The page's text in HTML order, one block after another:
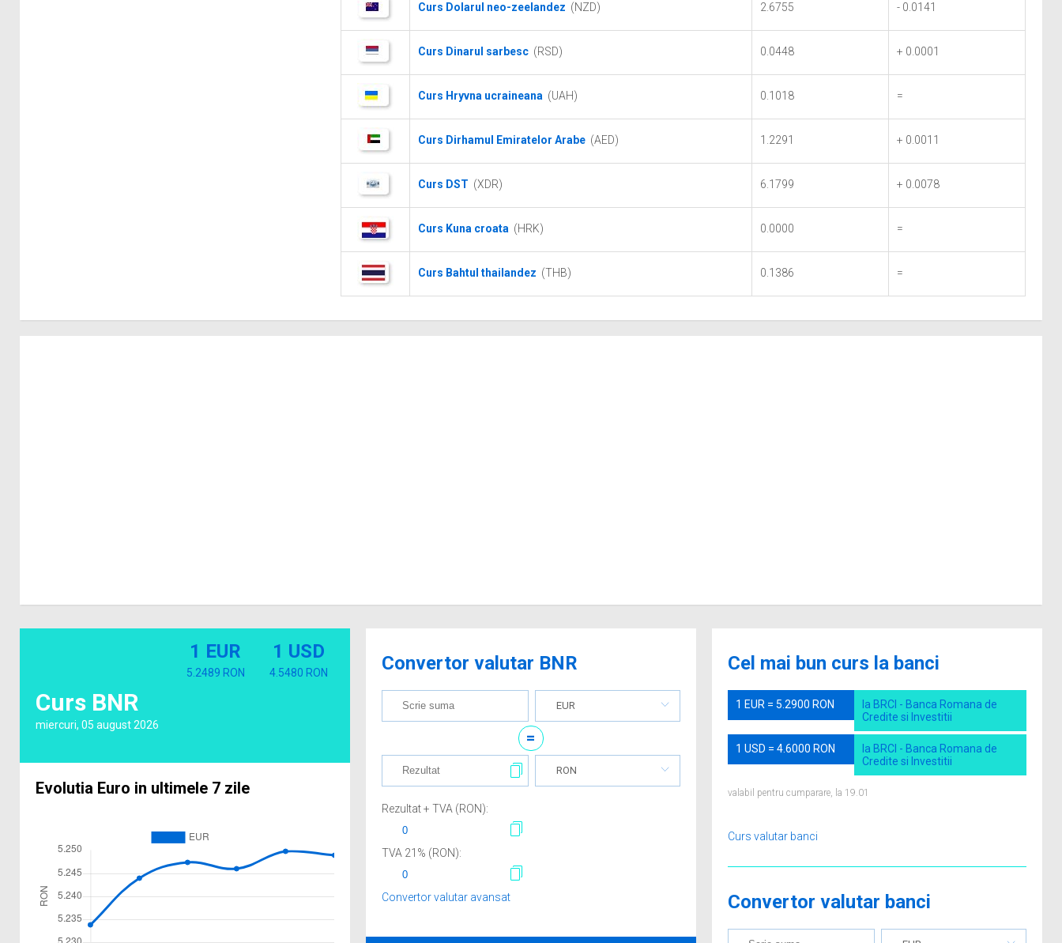
Curs Dolarul neo-zeelandez (NZD) 2.6755 - 0.0141
Curs Dinarul sarbesc (RSD) 0.0448 + 0.0001
Curs Hryvna ucraineana (UAH) 0.1018 =
Curs Dirhamul Emiratelor Arabe (AED) 1.2291 + 0.0011
Curs DST (XDR) 6.1799 + 0.0078
Curs Kuna croata (HRK) 0.0000 =
Curs Bahtul thailandez (THB) 0.1386 =
Curs BNR
miercuri, 05 august 2026
1 EUR
5.2489 RON
1 USD
4.5480 RON
Evolutia Euro in ultimele 7 zile
Convertor valutar BNR
EUR
=
RON
Rezultat + TVA (RON):
TVA 21 % (RON):
Convertor valutar avansat
Cel mai bun curs la banci
1 EUR = 5.2900 RON
la BRCI - Banca Romana de
Credite si Investitii
1 USD = 4.6000 RON
la BRCI - Banca Romana de
Credite si Investitii
valabil pentru cumparare, la 19.01
Curs valutar banci
Convertor valutar banci